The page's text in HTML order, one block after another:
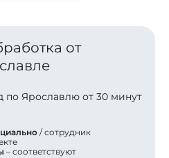
от
по Ярославлю от 30 минут
/ сотрудник
– соответствуют